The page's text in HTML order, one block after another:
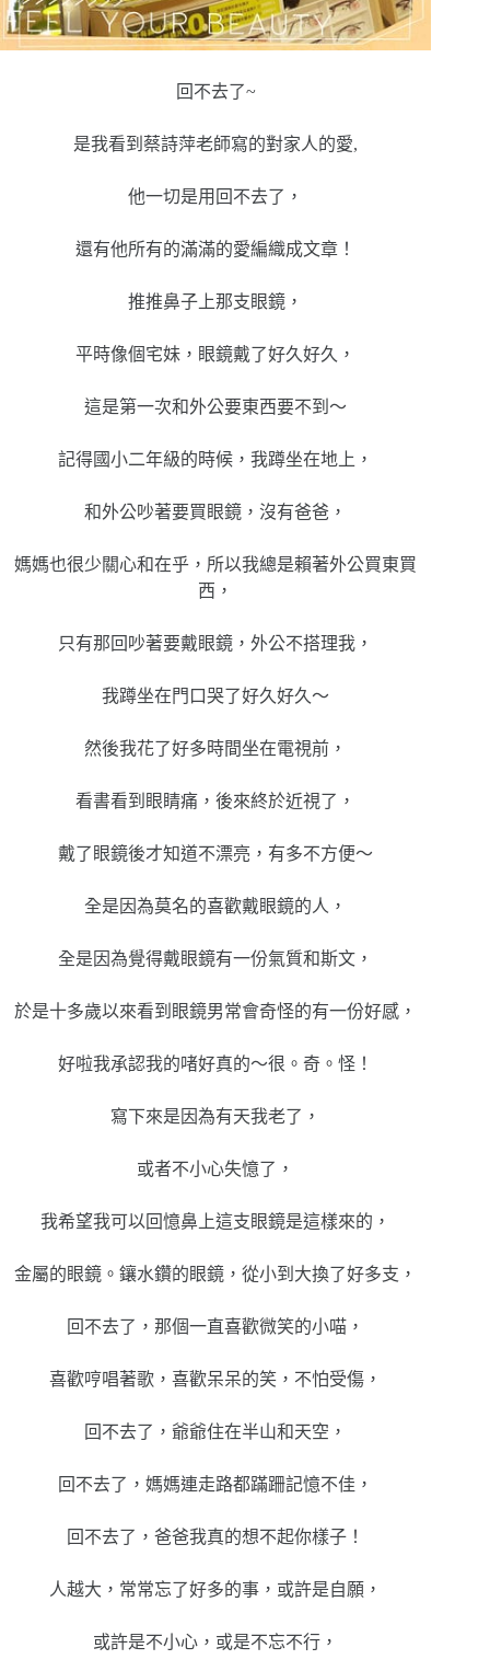
回不去了~
是我看到蔡詩萍老師寫的對家人的愛,
他一切是用回不去了，
還有他所有的滿滿的愛編織成文章！
推推鼻子上那支眼鏡，
平時像個宅妹，眼鏡戴了好久好久，
這是第一次和外公要東西要不到～
記得國小二年級的時候，我蹲坐在地上，
和外公吵著要買眼鏡，沒有爸爸，
媽媽也很少關心和在乎，所以我總是賴著外公買東買
西，
只有那回吵著要戴眼鏡，外公不搭理我，
我蹲坐在門口哭了好久好久～
然後我花了好多時間坐在電視前，
看書看到眼睛痛，後來終於近視了，
戴了眼鏡後才知道不漂亮，有多不方便～
全是因為莫名的喜歡戴眼鏡的人，
全是因為覺得戴眼鏡有一份氣質和斯文，
於是十多歲以來看到眼鏡男常會奇怪的有一份好感，
好啦我承認我的啫好真的～很。奇。怪！
寫下來是因為有天我老了，
或者不小心失憶了，
我希望我可以回憶鼻上這支眼鏡是這樣來的，
金屬的眼鏡。鑲水鑽的眼鏡，從小到大換了好多支，
回不去了，那個一直喜歡微笑的小喵，
喜歡哼唱著歌，喜歡呆呆的笑，不怕受傷，
回不去了，爺爺住在半山和天空，
回不去了，媽媽連走路都蹣跚記憶不佳，
回不去了，爸爸我真的想不起你樣子！
人越大，常常忘了好多的事，或許是自願，
或許是不小心，或是不忘不行，